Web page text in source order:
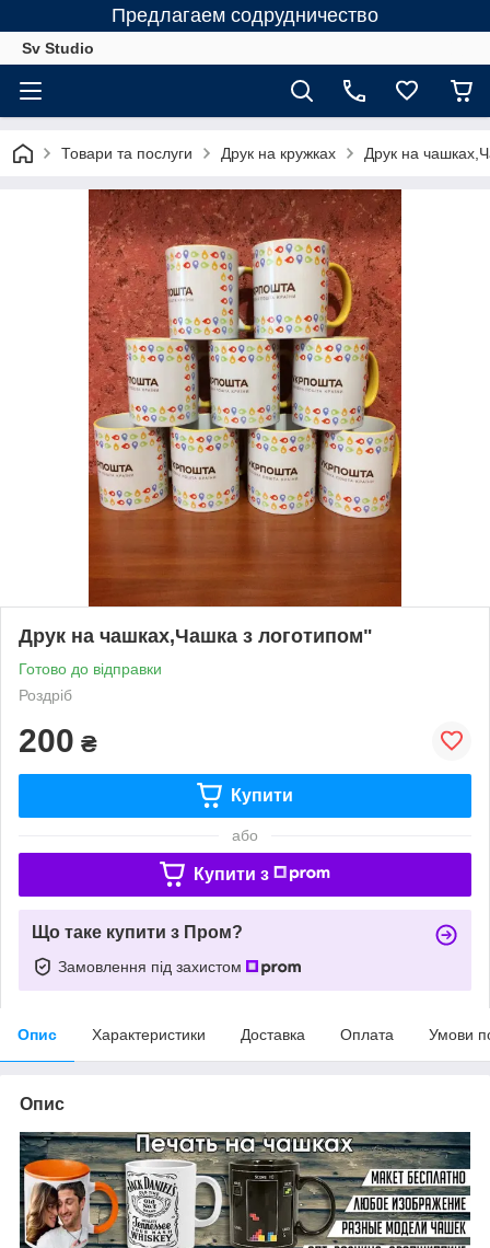
Предлагаем содрудничество
Sv Studio
Товари та послуги Друк на кружках Друк на
Друк на чашках,Чашка з логотипом"
Готово до відправки
Роздріб
200 ₴
Купити
або
Купити з
Що таке купити з Пром?
Замовлення під захистом
Опис Характеристики Доставка Оплата Умови
Опис